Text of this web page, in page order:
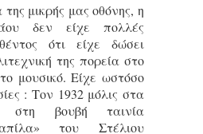
μικρής μας οθόνης, η
δεν είχε πολλές
ότι είχε δώσει
της πορεία στο
μουσικό. Είχε ωστόσο
: Τον 1932 μόλις στα
στη βουβή ταινία
του Στέλιου